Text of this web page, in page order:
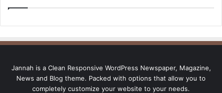
Jannah is a Clean Responsive WordPress Newspaper, Magazine,
News and Blog theme. Packed with options that allow you to
completely customize your website to your needs.